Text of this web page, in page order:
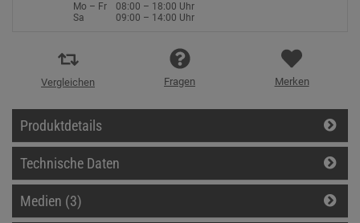
Mo – Fr
08:00 – 18:00 Uhr
Sa
09:00 – 14:00 Uhr
Vergleichen Fragen Merken
Produktdetails
Technische Daten
Medien (3)